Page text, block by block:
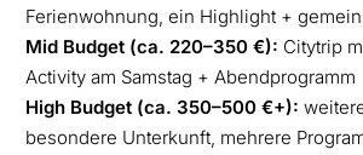
Ferienwohnung, ein Highlight +
Mid Budget (ca. 220–350 €): Citytrip
Activity am Samstag + Abendprogramm
High Budget (ca. 350–500 €+):
besondere Unterkunft, mehrere